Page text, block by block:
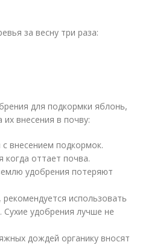
за весну три раза:
для подкормки яблонь,
внесения в почву:
внесением подкормок.
оттает почва.
удобрения потеряют
рекомендуется использовать
удобрения лучше не
дождей органику вносят